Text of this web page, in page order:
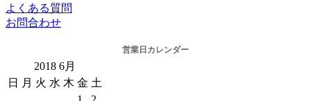
よくある質問
お問合わせ
営業日カレンダー
2018 6月
日
月 火 水 木 金 土